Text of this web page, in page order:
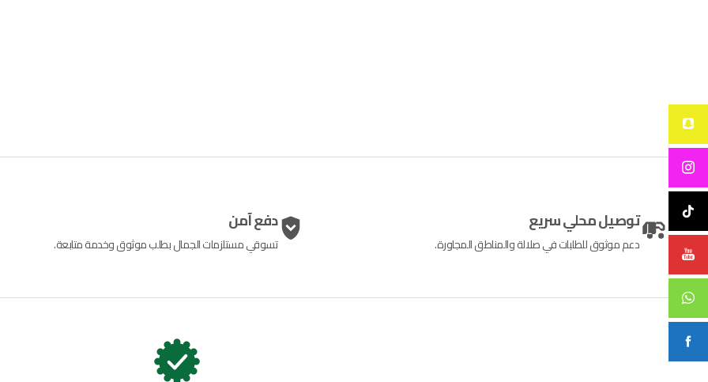
توصيل محلي سريع
دعم موثوق للطلبات في صلالة والمناطق المجاورة.
دفع آمن
تسوقي مستلزمات الجمال بطلب موثوق وخدمة متابعة.